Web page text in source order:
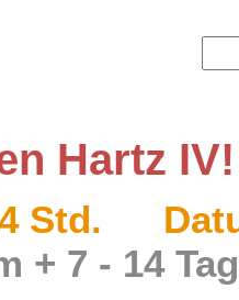
Hartz IV!
Std.
+ 7 - 14